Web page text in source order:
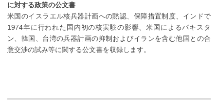
に対する政策の公文書
米国のイスラエル核兵器計画への黙認、保障措置制度、インドで
1974年に行われた国内初の核実験の影響、米国によるパキスタ
ン、韓国、台湾の兵器計画の抑制およびイランを含む他国との合
意交渉の試み等に関する公文書を収録します。